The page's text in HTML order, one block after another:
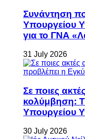
Συνάντηση
Υπουργείου
για το ΓΝΑ
31 July 2026
Σε ποιες
κολύμβηση:
Υπουργείου
30 July 2026